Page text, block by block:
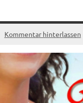
Kommentar hinterlassen